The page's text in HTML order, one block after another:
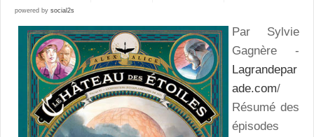
powered by social2s
Par Sylvie
Gagnère -
Lagrandepar
ade.com/
Résumé des
épisodes